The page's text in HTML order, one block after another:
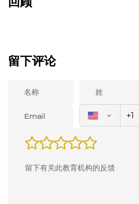
留下评论